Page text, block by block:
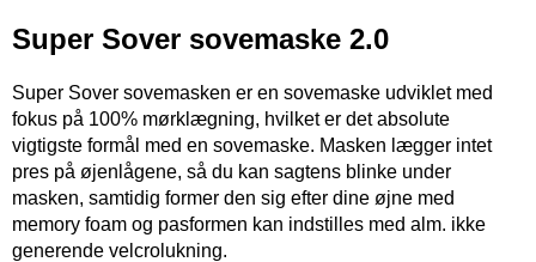
Super Sover sovemaske 2.0
Super Sover sovemasken er en sovemaske udviklet med
fokus på 100% mørklægning, hvilket er det absolute
vigtigste formål med en sovemaske. Masken lægger intet
pres på øjenlågene, så du kan sagtens blinke under
masken, samtidig former den sig efter dine øjne med
memory foam og pasformen kan indstilles med alm. ikke
generende velcrolukning.